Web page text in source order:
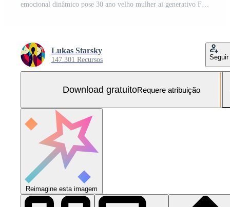
emocional dinâmico pose 30 ano velho mulher ai generativo Foto Grátis
Lukas Starsky
147.301 Recursos Seguir
Download gratuitoRequere atribuição
Reimagine esta imagem